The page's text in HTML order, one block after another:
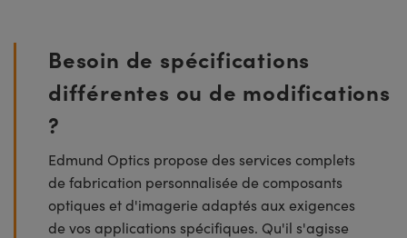
Besoin de spécifications
différentes ou de modifications
?
Edmund Optics propose des services complets
de fabrication personnalisée de composants
optiques et d'imagerie adaptés aux exigences
de vos applications spécifiques. Qu'il s'agisse